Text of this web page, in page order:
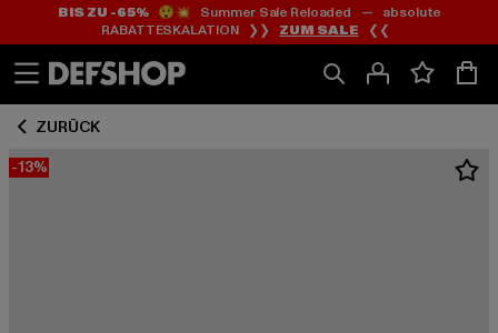
Zum
Inhalt
springen
Zum
Fußzeile
springen
BIS ZU -65%😲💥 Summer Sale Reloaded — absolute
RABATTESKALATION ❯❯ ZUM SALE ❮❮
ZURÜCK
-13%